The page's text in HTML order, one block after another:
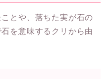
とや、落ちた実が石の
を意味するクリから由